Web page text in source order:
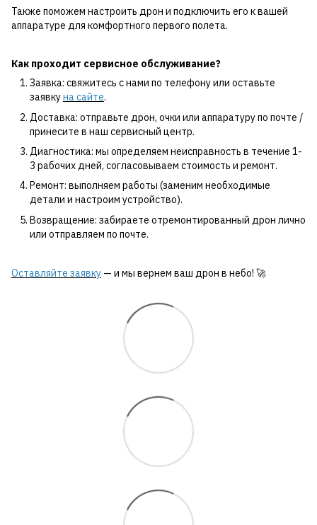
Также поможем настроить дрон и подключить его к вашей
аппаратуре для комфортного первого полета.
Как проходит сервисное обслуживание?
Заявка: свяжитесь с нами по телефону или оставьте
заявкуна сайте.
Доставка: отправьте дрон, очки или аппаратуру по почте /
принесите в наш сервисный центр.
Диагностика: мы определяем неисправность в течение 1-
3 рабочих дней, согласовываем стоимость и ремонт.
Ремонт: выполняем работы (заменим необходимые
детали и настроим устройство).
Возвращение: забираете отремонтированный дрон лично
или отправляем по почте.
Оставляйте заявку — и мы вернем ваш дрон в небо! 🚀